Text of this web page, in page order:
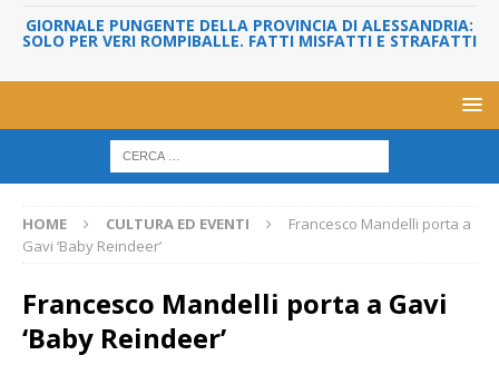
GIORNALE PUNGENTE DELLA PROVINCIA DI ALESSANDRIA:
SOLO PER VERI ROMPIBALLE. FATTI MISFATTI E STRAFATTI
HOME CULTURA ED EVENTI
Francesco Mandelli porta a
Gavi ‘Baby Reindeer’
Francesco Mandelli porta a Gavi
‘Baby Reindeer’